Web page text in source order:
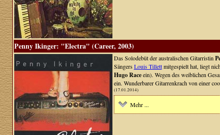
Penny Ikinger: "Electra" (Career, 2003)
Das Solodebüt der australischen Gitarristin
SängersLouis Tillettmitgespielt hat, liegt
Hugo Raceein). Wegen des weiblichen
ein. Wunderbarer Gitarrenkrach von einer
(17.01.2014)
Mehr ...